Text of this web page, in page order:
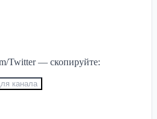
Twitter — скопируйте:
канала